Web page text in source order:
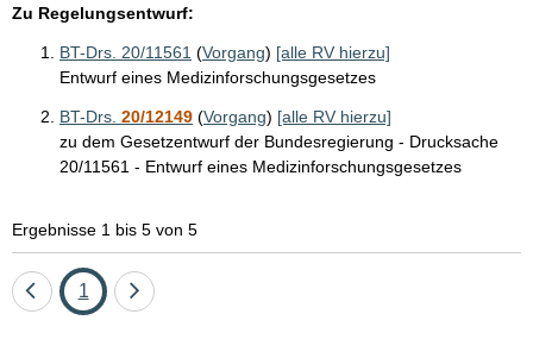
Zu Regelungsentwurf:
BT-Drs. 20/11561 (Vorgang) [alle RV hierzu]
Entwurf eines Medizinforschungsgesetzes
BT-Drs. 20/12149 (Vorgang) [alle RV hierzu]
zu dem Gesetzentwurf der Bundesregierung - Drucksache
20/11561 - Entwurf eines Medizinforschungsgesetzes
Ergebnisse 1 bis 5 von 5
EineSeite
1
Eine